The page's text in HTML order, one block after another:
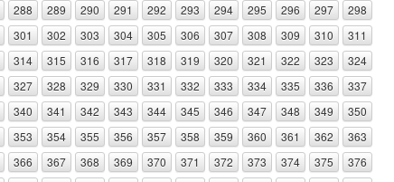
288 289 290 291 292 293 294 295 296 297
298
301 302 303 304 305 306 307 308 309 310
311
314 315 316 317 318 319 320 321 322 323
324
327 328 329 330 331 332 333 334 335 336
337
340 341 342 343 344 345 346 347 348 349
350
353 354 355 356 357 358 359 360 361 362
363
366 367 368 369 370 371 372 373 374 375
376